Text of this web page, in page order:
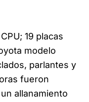
19 placas
modelo
parlantes y
fueron
allanamiento